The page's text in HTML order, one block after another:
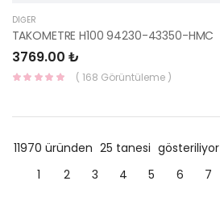
DIĞER
TAKOMETRE H100 94230-43350-HMC
3769.00 ₺
( 168 Görüntüleme )
11970 üründen 25 tanesi gösteriliyor
1
2 3 4 5 6 7